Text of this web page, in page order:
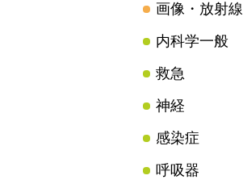
画像・放射線
内科学一般
救急
神経
感染症
呼吸器